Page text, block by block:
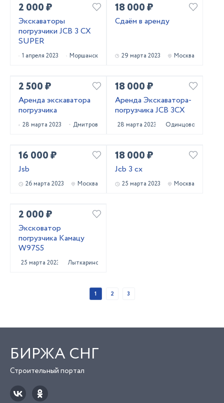
2 000 ₽
Экскаваторы
погрузчики JCB 3 CX
SUPER
1 апреля 2023 Моршанск
18 000 ₽
Сдаём в аренду
29 марта 2023 Москва
2 500 ₽
Аренда экскаватора
погрузчика
28 марта 2023 Дмитров
18 000 ₽
Аренда Экскаватора-
погрузчика JCB 3CX
28 марта 2023 Одинцово
16 000 ₽
Jsb
26 марта 2023 Москва
18 000 ₽
Jcb 3 cx
25 марта 2023 Москва
2 000 ₽
Эксковатор
погрузчика Камацу
W97S5
25 марта 2023 Лыткарино
1 2 3
БИРЖА СНГ
Строительный портал